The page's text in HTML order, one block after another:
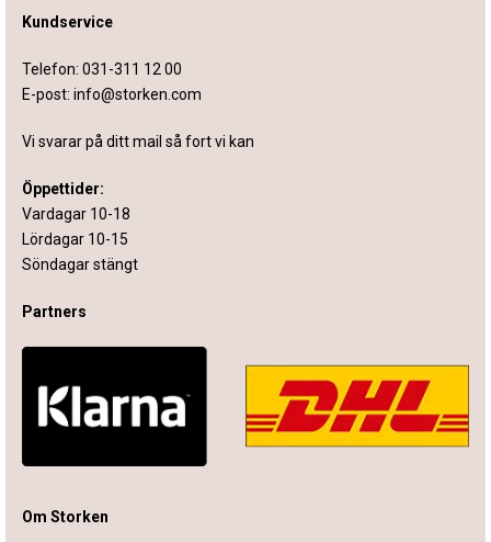
Kundservice
Telefon: 031-311 12 00
E-post: info@storken.com
Vi svarar på ditt mail så fort vi kan
Öppettider:
Vardagar 10-18
Lördagar 10-15
Söndagar stängt
Partners
Om Storken